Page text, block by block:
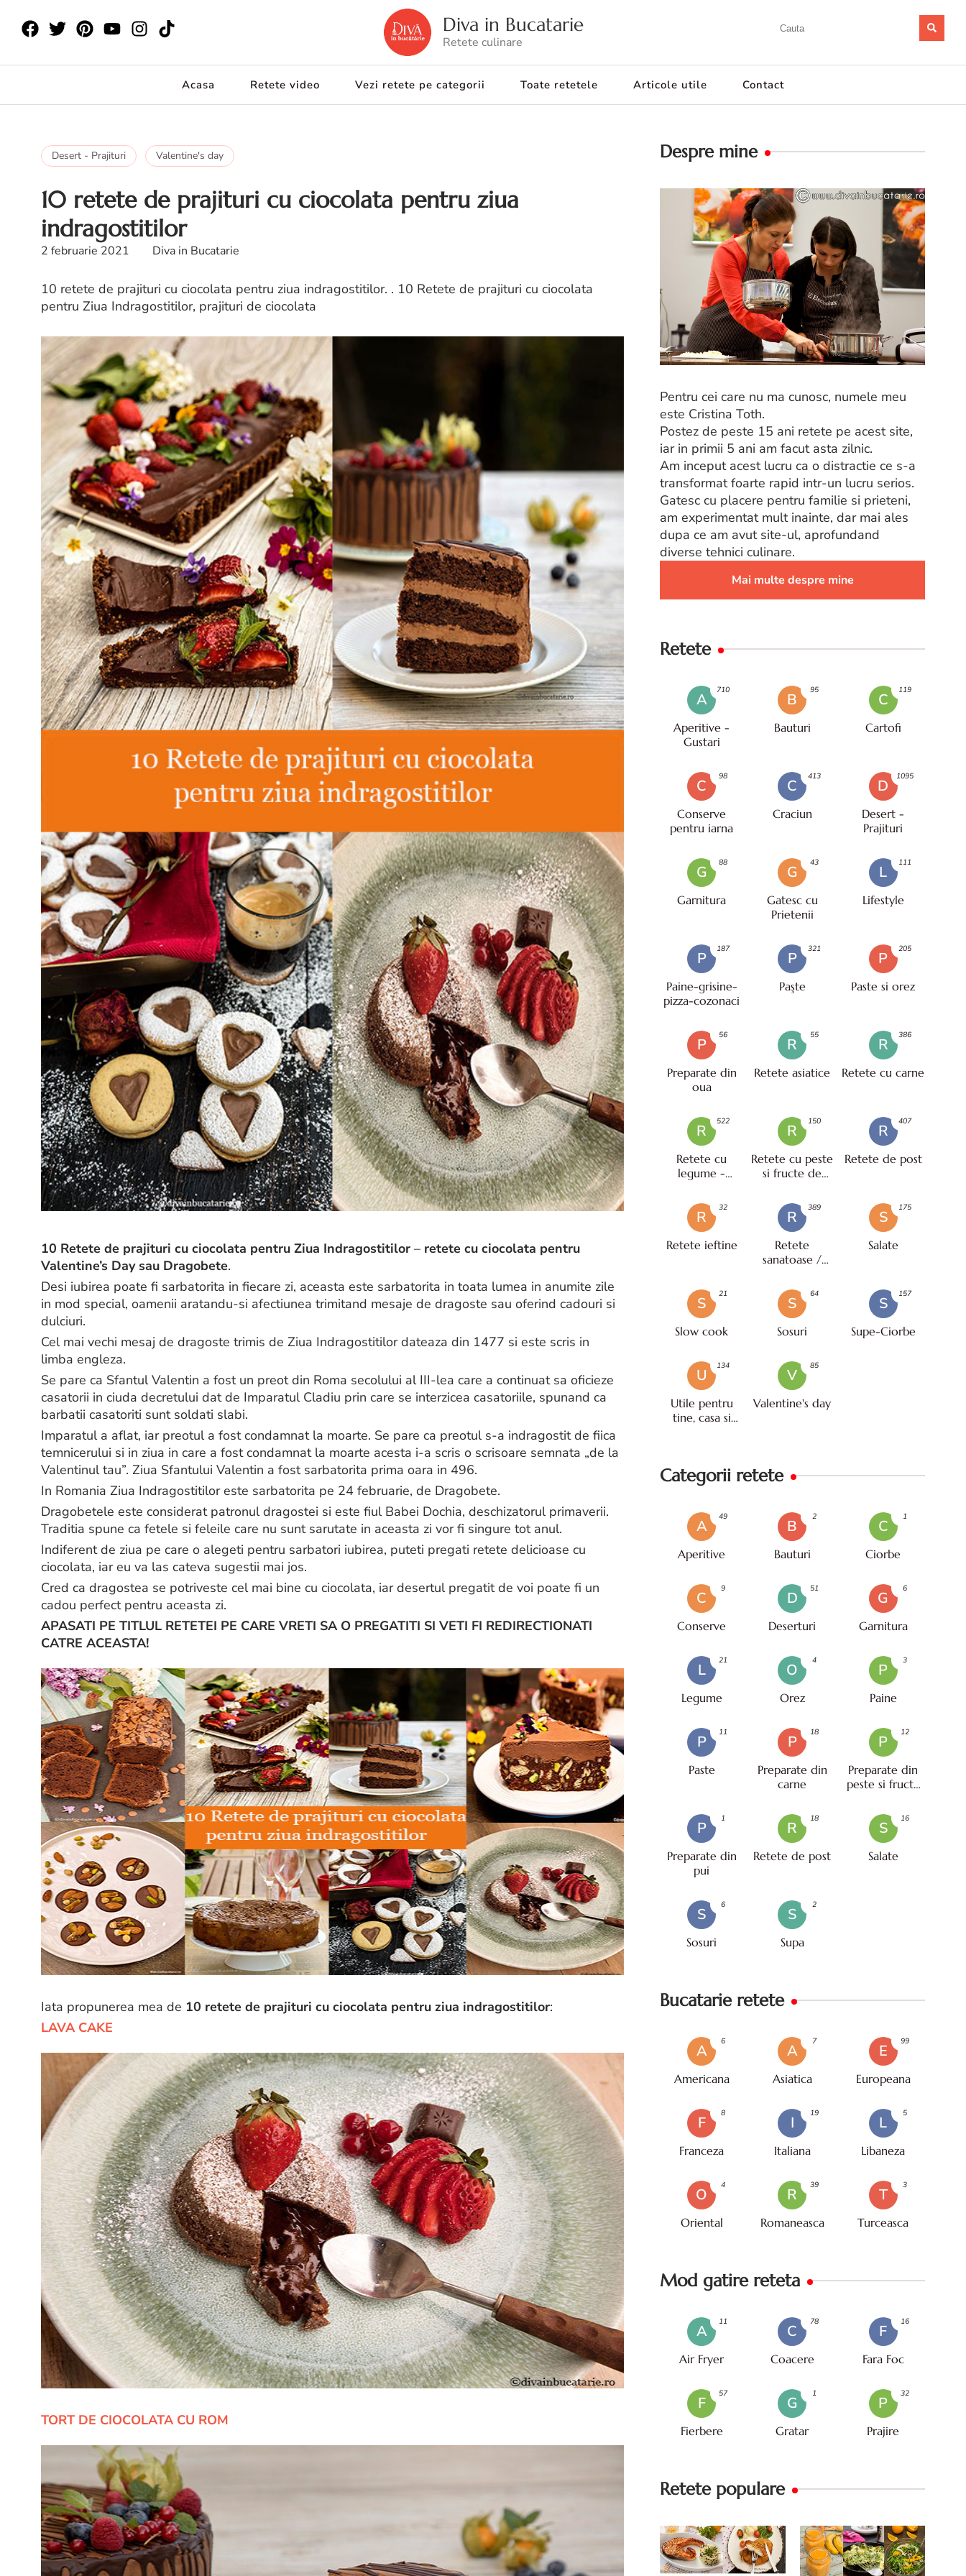
Diva in Bucatarie
Retete culinare
Acasa Retete video Vezi retete pe categorii Toate retetele Articole utile Contact
Desert - Prajituri Valentine's day
10 retete de prajituri cu ciocolata pentru ziua
indragostitilor
2 februarie 2021 Diva in Bucatarie
10 retete de prajituri cu ciocolata pentru ziua indragostitilor. . 10 Retete de prajituri cu ciocolata
pentru Ziua Indragostitilor, prajituri de ciocolata
10 Retete de prajituri cu ciocolata pentru Ziua Indragostitilor – retete cu ciocolata pentru
Valentine’s Day sau Dragobete.
Desi iubirea poate fi sarbatorita in fiecare zi, aceasta este sarbatorita in toata lumea in anumite zile
in mod special, oamenii aratandu-si afectiunea trimitand mesaje de dragoste sau oferind cadouri si
dulciuri.
Cel mai vechi mesaj de dragoste trimis de Ziua Indragostitilor dateaza din 1477 si este scris in
limba engleza.
Se pare ca Sfantul Valentin a fost un preot din Roma secolului al III-lea care a continuat sa oficieze
casatorii in ciuda decretului dat de Imparatul Cladiu prin care se interzicea casatoriile, spunand ca
barbatii casatoriti sunt soldati slabi.
Imparatul a aflat, iar preotul a fost condamnat la moarte. Se pare ca preotul s-a indragostit de fiica
temnicerului si in ziua in care a fost condamnat la moarte acesta i-a scris o scrisoare semnata „de la
Valentinul tau”. Ziua Sfantului Valentin a fost sarbatorita prima oara in 496.
In Romania Ziua Indragostitilor este sarbatorita pe 24 februarie, de Dragobete.
Dragobetele este considerat patronul dragostei si este fiul Babei Dochia, deschizatorul primaverii.
Traditia spune ca fetele si feleile care nu sunt sarutate in aceasta zi vor fi singure tot anul.
Indiferent de ziua pe care o alegeti pentru sarbatori iubirea, puteti pregati retete delicioase cu
ciocolata, iar eu va las cateva sugestii mai jos.
Cred ca dragostea se potriveste cel mai bine cu ciocolata, iar desertul pregatit de voi poate fi un
cadou perfect pentru aceasta zi.
APASATI PE TITLUL RETETEI PE CARE VRETI SA O PREGATITI SI VETI FI REDIRECTIONATI
CATRE ACEASTA!
Iata propunerea mea de 10 retete de prajituri cu ciocolata pentru ziua indragostitilor:
LAVA CAKE
TORT DE CIOCOLATA CU ROM
Despre mine
Pentru cei care nu ma cunosc, numele meu
este Cristina Toth.
Postez de peste 15 ani retete pe acest site,
iar in primii 5 ani am facut asta zilnic.
Am inceput acest lucru ca o distractie ce s-a
transformat foarte rapid intr-un lucru serios.
Gatesc cu placere pentru familie si prieteni,
am experimentat mult inainte, dar mai ales
dupa ce am avut site-ul, aprofundand
diverse tehnici culinare.
Mai multe despre mine
Retete
A
Aperitive -
Gustari
710
B
Bauturi
95
C
Cartofi
119
C
Conserve
pentru iarna
98
C
Craciun
413
D
Desert -
Prajituri
1095
G
Garnitura
88
G
Gatesc cu
Prietenii
43
L
Lifestyle
111
P
Paine-grisine-
pizza-cozonaci
187
P
Paşte
321
P
Paste si orez
205
P
Preparate din
oua
56
R
Retete asiatice
55
R
Retete cu carne
386
R
Retete cu
legume -
522
R
Retete cu peste
si fructe de
150
R
Retete de post
407
R
Retete ieftine
32
R
Retete
sanatoase /
389
S
Salate
175
S
Slow cook
21
S
Sosuri
64
S
Supe-Ciorbe
157
U
Utile pentru
tine, casa si
134
V
Valentine's day
85
Categorii retete
A
Aperitive
49
B
Bauturi
2
C
Ciorbe
1
C
Conserve
9
D
Deserturi
51
G
Garnitura
6
L
Legume
21
O
Orez
4
P
Paine
3
P
Paste
11
P
Preparate din
carne
18
P
Preparate din
peste si fructe
12
P
Preparate din
pui
1
R
Retete de post
18
S
Salate
16
S
Sosuri
6
S
Supa
2
Bucatarie retete
A
Americana
6
A
Asiatica
7
E
Europeana
99
F
Franceza
8
I
Italiana
19
L
Libaneza
5
O
Oriental
4
R
Romaneasca
39
T
Turceasca
3
Mod gatire reteta
A
Air Fryer
11
C
Coacere
78
F
Fara Foc
16
F
Fierbere
57
G
Gratar
1
P
Prajire
32
Retete populare